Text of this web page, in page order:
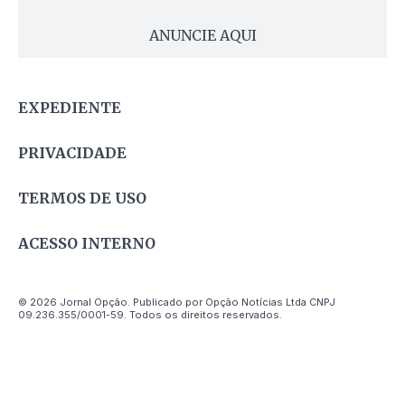
ANUNCIE AQUI
EXPEDIENTE
PRIVACIDADE
TERMOS DE USO
ACESSO INTERNO
© 2026 Jornal Opção. Publicado por Opção Notícias Ltda CNPJ
09.236.355/0001-59. Todos os direitos reservados.